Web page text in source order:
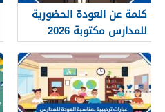
كلمة عن العودة الحضورية
للمدارس مكتوبة 2026